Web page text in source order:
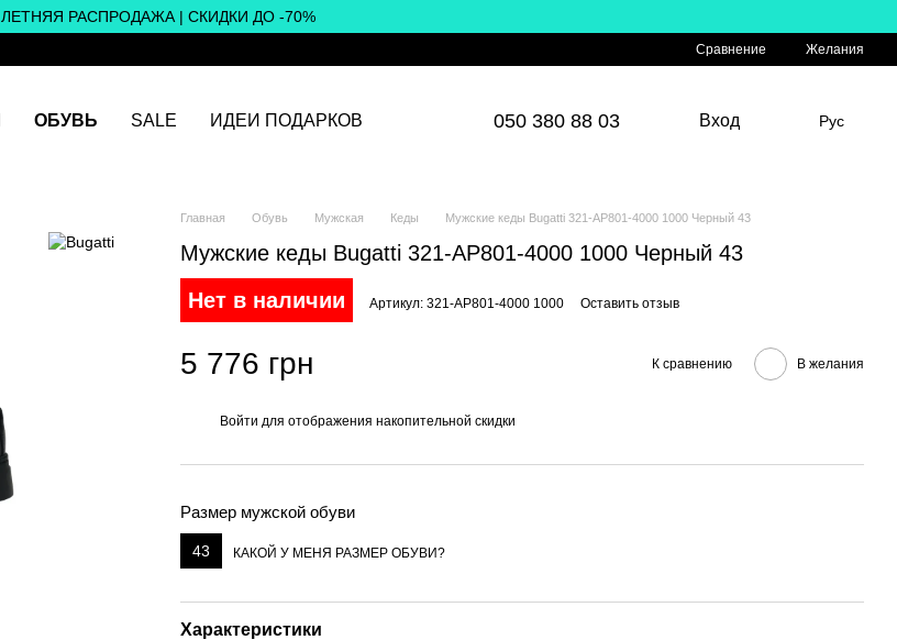
ЛЕТНЯЯ РАСПРОДАЖА | СКИДКИ ДО -70%
Сравнение Желания
ОБУВЬ SALE ИДЕИ ПОДАРКОВ 050 380 88 03 Вход Рус
Главная Обувь Мужская Кеды Мужские кеды Bugatti 321-AP801-4000 1000 Черный 43
Мужские кеды Bugatti 321-AP801-4000 1000 Черный 43
Нет в наличии
Артикул: 321-AP801-4000 1000 Оставить отзыв
5 776 грн К сравнению В желания
Войти для отображения накопительной скидки
Размер мужской обуви
43 КАКОЙ У МЕНЯ РАЗМЕР ОБУВИ?
Характеристики